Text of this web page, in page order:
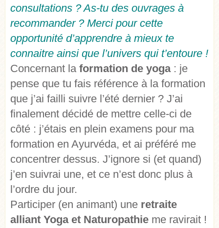
consultations ? As-tu des ouvrages à
recommander ? Merci pour cette
opportunité d’apprendre à mieux te
connaitre ainsi que l’univers qui t’entoure !
Concernant la formation de yoga: je
pense que tu fais référence à la formation
que j’ai failli suivre l’été dernier ? J’ai
finalement décidé de mettre celle-ci de
côté : j’étais en plein examens pour ma
formation en Ayurvéda, et ai préféré me
concentrer dessus. J’ignore si (et quand)
j’en suivrai une, et ce n’est donc plus à
l’ordre du jour.
Participer (en animant) une retraite
alliant Yoga et Naturopathie me ravirait !